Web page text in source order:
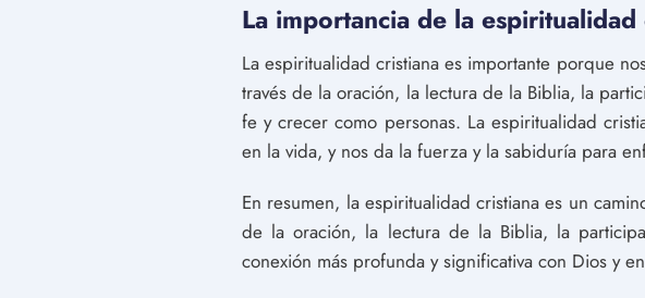
La importancia de la espiritualidad
La espiritualidad cristiana es importante porque
través de la oración, la lectura de la Biblia, la
fe y crecer como personas. La espiritualidad
en la vida, y nos da la fuerza y la sabiduría para
En resumen, la espiritualidad cristiana es un
de la oración, la lectura de la Biblia, la
conexión más profunda y significativa con Dios y